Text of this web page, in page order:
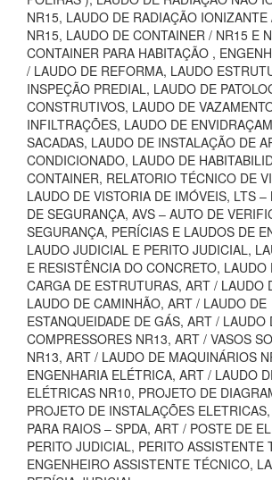
NR15, LAUDO DE RADIAÇÃO
NR15, LAUDO DE CONTAINER / NR15 E
CONTAINER PARA HABITAÇÃO ,
/ LAUDO DE REFORMA, LAUDO
INSPEÇÃO PREDIAL, LAUDO DE
CONSTRUTIVOS, LAUDO DE
INFILTRAÇÕES, LAUDO DE
SACADAS, LAUDO DE INSTALAÇÃO DE
CONDICIONADO, LAUDO DE
CONTAINER, RELATORIO TÉCNICO DE
LAUDO DE VISTORIA DE IMÓVEIS, LTS
DE SEGURANÇA, AVS – AUTO DE
SEGURANÇA, PERÍCIAS E LAUDOS DE
LAUDO JUDICIAL E PERITO JUDICIAL,
E RESISTÊNCIA DO CONCRETO, LAUDO
CARGA DE ESTRUTURAS, ART / LAUDO
LAUDO DE CAMINHÃO, ART / LAUDO DE
ESTANQUEIDADE DE GÁS, ART / LAUDO
COMPRESSORES NR13, ART / VASOS
NR13, ART / LAUDO DE MAQUINÁRIOS
ENGENHARIA ELÉTRICA, ART / LAUDO
ELÉTRICAS NR10, PROJETO DE
PROJETO DE INSTALAÇÕES
PARA RAIOS – SPDA, ART / POSTE DE
PERITO JUDICIAL, PERITO ASSISTENTE
ENGENHEIRO ASSISTENTE TÉCNICO,